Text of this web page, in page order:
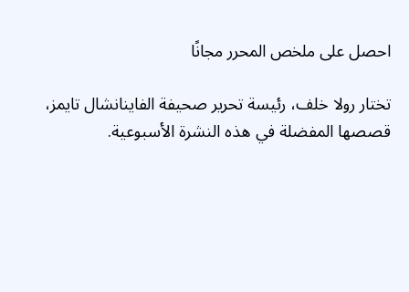
احصل على ملخص المحرر مجانًا
تختار رولا خلف، رئيسة تحرير صحيفة الفاينانشال تايمز،
قصصها المفضلة في هذه النشرة الأسبوعية.